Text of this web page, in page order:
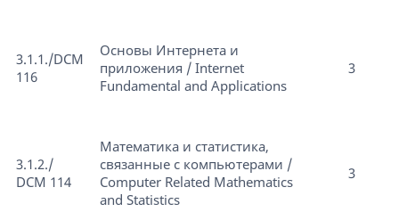
3.1.1./DCM
116
Основы Интернета и
приложения / Internet
Fundamental and Applications
3
3.1.2./
DCM 114
Математика и статистика,
связанные с компьютерами /
Сomputer Related Mathematics
and Statistics
3